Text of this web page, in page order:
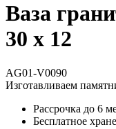
Ваза
30 х 12
AG01-V0090
Изготавливаем
Рассрочка до 6
Бесплатное